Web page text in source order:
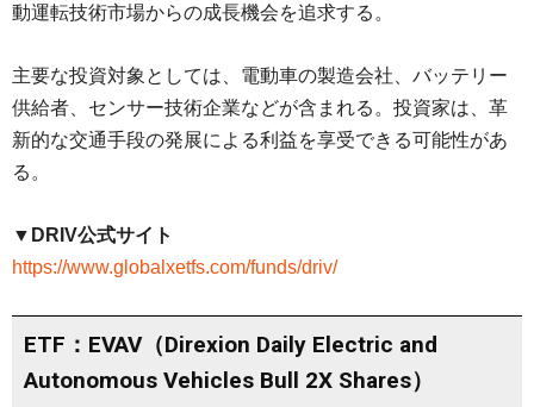
動運転技術市場からの成長機会を追求する。
主要な投資対象としては、電動車の製造会社、バッテリー
供給者、センサー技術企業などが含まれる。投資家は、革
新的な交通手段の発展による利益を享受できる可能性があ
る。
▼DRIV公式サイト
https://www.globalxetfs.com/funds/driv/
ETF：EVAV（Direxion Daily Electric and
Autonomous Vehicles Bull 2X Shares）